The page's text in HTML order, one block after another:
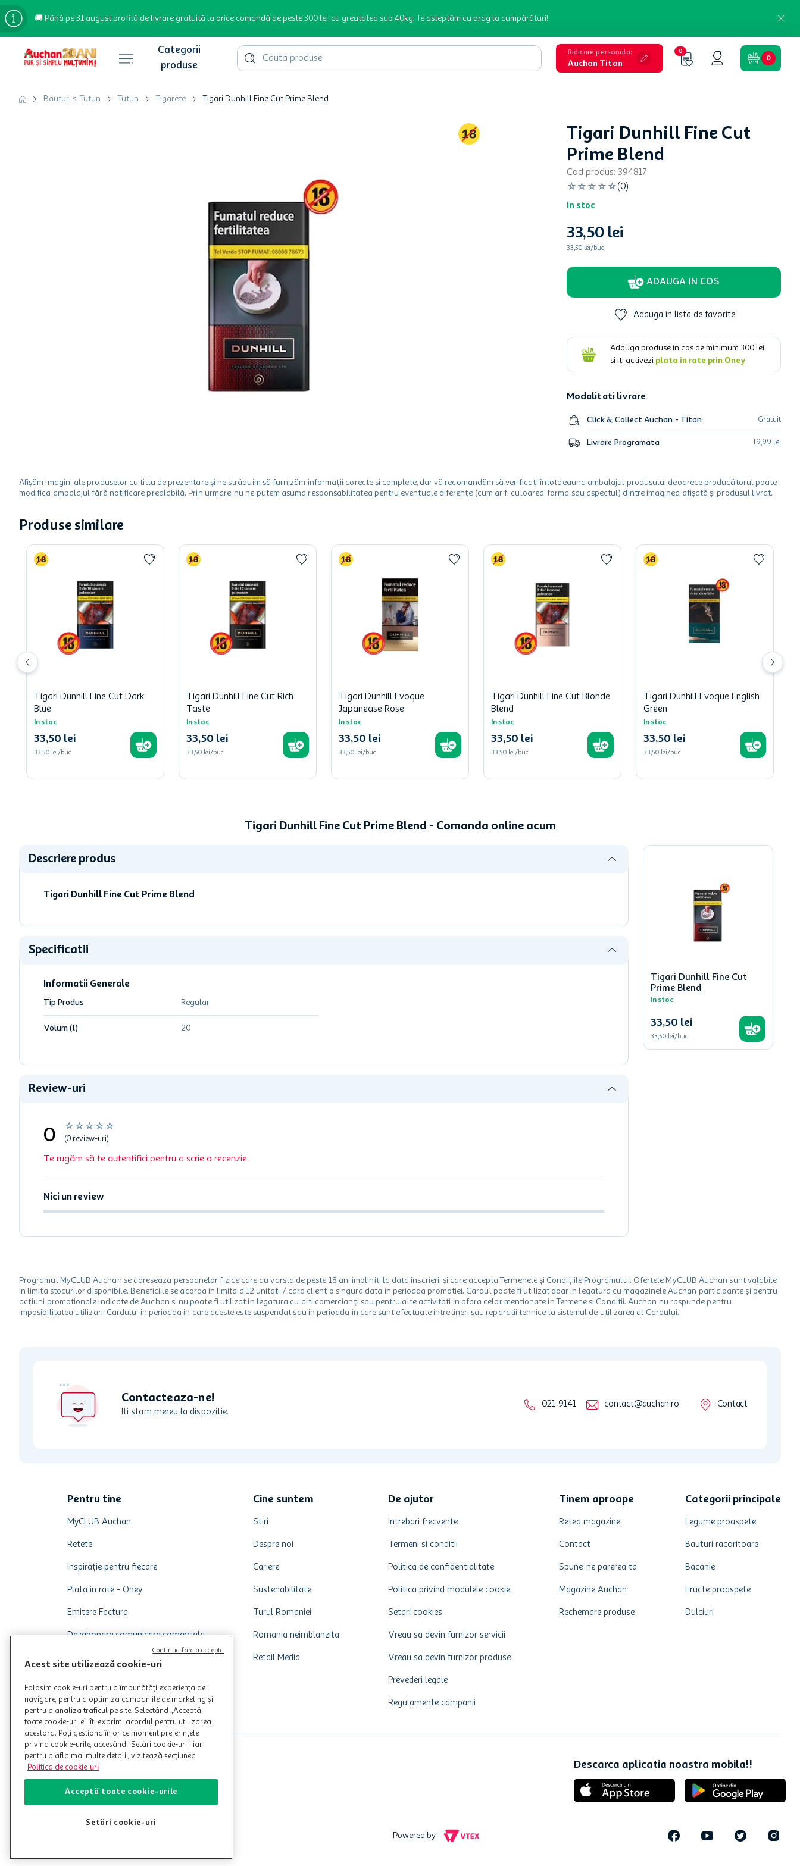
🚚 Până pe 31 august profită de livrare gratuită la orice comandă de peste 300 lei, cu greutatea sub 40kg. Te așteptăm cu drag la cumpărături!
Cauta produse Ridicare personala:
Auchan Titan
0
0
Bauturi si Tutun Tutun Tigarete Tigari Dunhill Fine Cut Prime Blend
Tigari Dunhill Fine Cut
Prime Blend
Cod produs: 394817
☆ ☆ ☆ ☆ ☆(0)
In stoc
33,50 lei
33,50 lei/buc
ADAUGA IN COS
Adauga in lista de favorite
Adauga produse in cos de minimum 300 lei
si iti activezi plata in rate prin Oney
Modalitati livrare
Click & Collect Auchan - Titan Gratuit
Livrare Programata 19,99 lei
Afișăm imagini ale produselor cu titlu de prezentare și ne străduim să furnizăm informații corecte și complete, dar vă recomandăm să verificați întotdeauna ambalajul produsului deoarece producătorul poate
modifica ambalajul fără notificare prealabilă. Prin urmare, nu ne putem asuma responsabilitatea pentru eventuale diferențe (cum ar fi culoarea, forma sau aspectul) dintre imaginea afișată și produsul livrat.
Produse similare
Tigari Dunhill Fine Cut Dark
Blue
In stoc
33,50 lei
33,50 lei/buc
Tigari Dunhill Fine Cut Rich
Taste
In stoc
33,50 lei
33,50 lei/buc
Tigari Dunhill Evoque
Japanease Rose
In stoc
33,50 lei
33,50 lei/buc
Tigari Dunhill Fine Cut Blonde
Blend
In stoc
33,50 lei
33,50 lei/buc
Tigari Dunhill Evoque English
Green
In stoc
33,50 lei
33,50 lei/buc
Tigari Dunhill Fine Cut Prime Blend - Comanda online acum
Descriere produs
Tigari Dunhill Fine Cut Prime Blend
Specificatii
Informatii Generale
Tip Produs Regular
Volum (l) 20
Review-uri
☆ ☆ ☆ ☆ ☆
0 (0 review-uri)
Te rugăm să te autentifici pentru a scrie o recenzie.
Nici un review
Tigari Dunhill Fine Cut
Prime Blend
In stoc
33,50 lei
33,50 lei/buc
Programul MyCLUB Auchan se adreseaza persoanelor fizice care au varsta de peste 18 ani impliniti la data inscrierii și care accepta Termenele și Condițiile Programului. Ofertele MyCLUB Auchan sunt valabile
in limita stocurilor disponibile. Beneficiile se acorda in limita a 12 unitati / card client o singura data in perioada promotiei. Cardul poate fi utilizat doar in legatura cu magazinele Auchan participante și pentru
acțiuni promotionale indicate de Auchan si nu poate fi utilizat in legatura cu alti comercianți sau pentru alte activitati in afara celor mentionate in Termene si Conditii. Auchan nu raspunde pentru
imposibilitatea utilizarii Cardului in perioada in care aceste este suspendat sau in perioada in care sunt efectuate intretineri sau reparatii tehnice la sistemul de utilizarea al Cardului.
Contacteaza-ne!
Iti stam mereu la dispozitie.
021-9141 contact@auchan.ro Contact
Pentru tine
MyCLUB Auchan
Retete
Inspirație pentru fiecare
Plata in rate - Oney
Emitere Factura
Dezabonare comunicare comerciala
Cine suntem
Stiri
Despre noi
Cariere
Sustenabilitate
Turul Romaniei
Romania neimblanzita
Retail Media
De ajutor
Intrebari frecvente
Termeni si conditii
Politica de confidentialitate
Politica privind modulele cookie
Setari cookies
Vreau sa devin furnizor servicii
Vreau sa devin furnizor produse
Prevederi legale
Regulamente campanii
Tinem aproape
Retea magazine
Contact
Spune-ne parerea ta
Magazine Auchan
Rechemare produse
Categorii principale
Legume proaspete
Bauturi racoritoare
Bacanie
Fructe proaspete
Dulciuri
Descarca aplicatia noastra mobila!!
Powered by
Acest site utilizează cookie-uri
Folosim cookie-uri pentru a îmbunătăți experiența de
navigare, pentru a optimiza campaniile de marketing și
pentru a analiza traficul pe site. Selectând „Acceptă
toate cookie-urile”, îți exprimi acordul pentru utilizarea
acestora. Poți gestiona în orice moment preferințele
privind cookie-urile, accesând "Setări cookie-uri", iar
pentru a afla mai multe detalii, vizitează secțiunea
Politica de cookie-uri
Acceptă toate cookie-urile
Setări cookie-uri
Continuă fără a accepta